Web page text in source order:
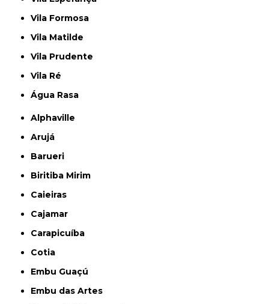
Vila Formosa
Vila Matilde
Vila Prudente
Vila Ré
Água Rasa
Alphaville
Arujá
Barueri
Biritiba Mirim
Caieiras
Cajamar
Carapicuíba
Cotia
Embu Guaçú
Embu das Artes